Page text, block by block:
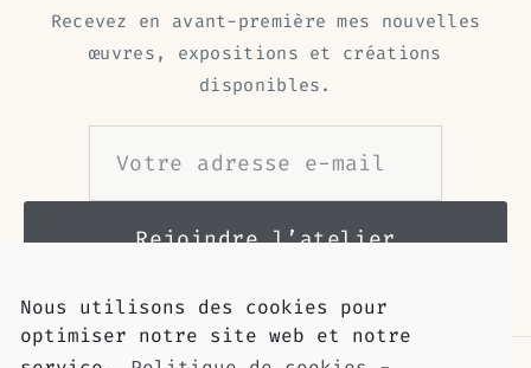
Nous utilisons des cookies pour
optimiser notre site web et notre
Recevez en avant-première mes nouvelles
œuvres, expositions et créations
disponibles.